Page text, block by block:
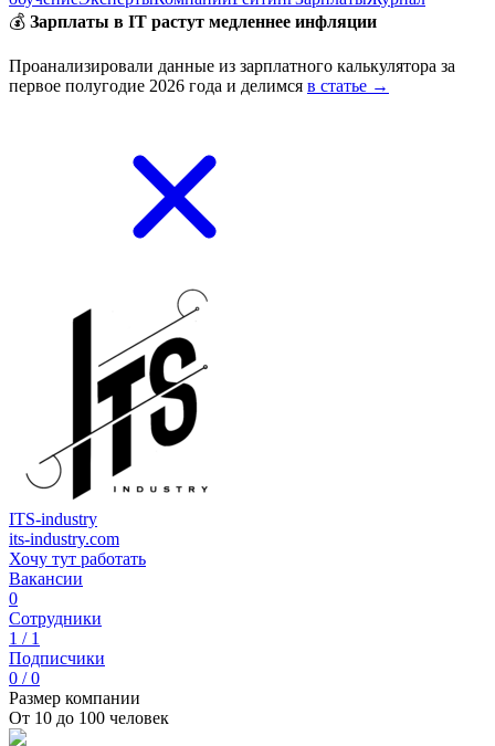
💰 Зарплаты в IT растут медленнее инфляции
Проанализировали данные из зарплатного калькулятора за
первое полугодие 2026 года и делимся в статье →
ITS-industry
its-industry.com
Хочу тут работать
Вакансии
0
Сотрудники
1 / 1
Подписчики
0 / 0
Размер компании
От 10 до 100 человек